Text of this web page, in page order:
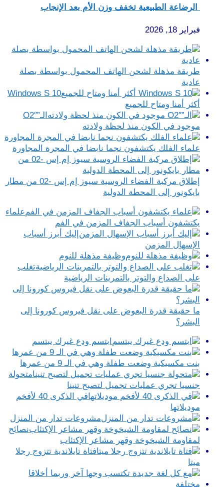
الرضاعة الطبيعية تخفف وزن الأم بعد الإنجاب
فبراير 18, 2026
طريقة مذهلة لشحن الهاتف المحمول بواسطة بصلة
عادية
Windows S 10
أكثر أمنا ومتاح للجميع
الـ”O2″
موجود في الكون منذ لحظة ولادته
علماء الفلك يكتشفون نجما نابضا في المجرة المجاورة
إطلاق مركبة الفضاء الروسية سيوز إم إس -02 من مطار
بايكونور إلى المحطة الدولية
علماء
يكتشفون أسباب الجفاف المزمن في الفم
إليك أبرز أسباب
الإسهال المزمن
وظيفة مذهلة للنوم
تغلب
على الصداع والتوتر بالتمرينات الرياضية
ما حقيقة قدرة البعوض على نقل فيروس كورونا إلى
البشر؟
ابتسم ودع غيرك يبتسم
بنت مكسيكية وضعت طفلة وهي في الـ 9 من عمرها
متحولة
جنسيا تجري عمليات تجميل لتصبح تنينا
في الذكرى 40 لأفخم
موديلاتها
مشروعات تدار من المنزل
نصائح
لمقاومة الشيخوخة وقهر مشاعر الإكتئاب
فتاة تايلاندية تتزوج رجلا
ميتا